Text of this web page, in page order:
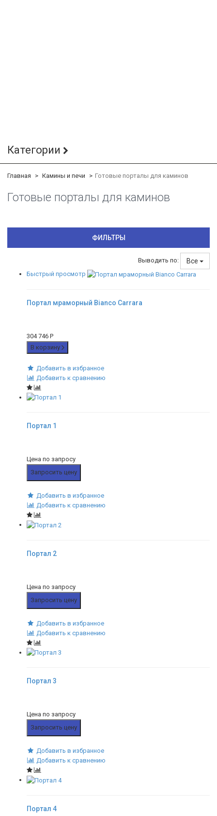
Категории
Главная Камины и печи Готовые порталы для каминов
Готовые порталы для каминов
ФИЛЬТРЫ
Выводить по: Все
Быстрый просмотр
Портал мраморный Bianco Carrara
304 746 Р
В корзину
Добавить в избранное
Добавить к сравнению
Портал 1
Цена по запросу
Запросить цену
Добавить в избранное
Добавить к сравнению
Портал 2
Цена по запросу
Запросить цену
Добавить в избранное
Добавить к сравнению
Портал 3
Цена по запросу
Запросить цену
Добавить в избранное
Добавить к сравнению
Портал 4